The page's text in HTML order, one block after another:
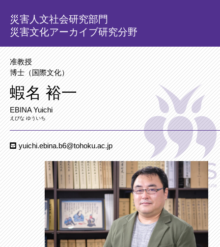
災害人文社会研究部門
災害文化アーカイブ研究分野
准教授
博士（国際文化）
蝦名 裕一
EBINA Yuichi
えびな ゆういち
yuichi.ebina.b6@tohoku.ac.jp